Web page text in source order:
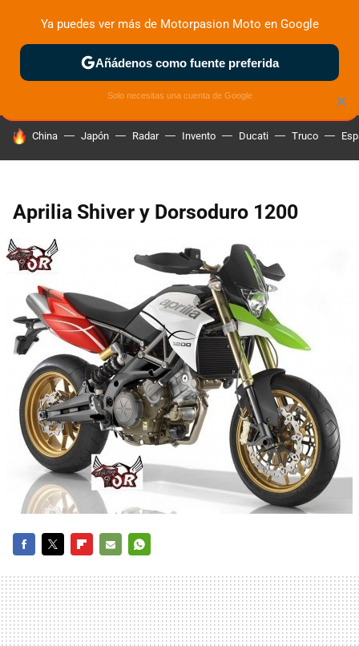
ZONA DE PRUEBAS DEPORTIVAS MOTOS ELÉCTRICAS
HOY SE HABLA DE
China Japón Radar Invento Ducati Truco
Aprilia Shiver y Dorsoduro 1200
MAIL
×
Ya puedes ver más de Motorpasion Moto en Google
Añádenos como fuente preferida
Solo necesitas una cuenta de Google